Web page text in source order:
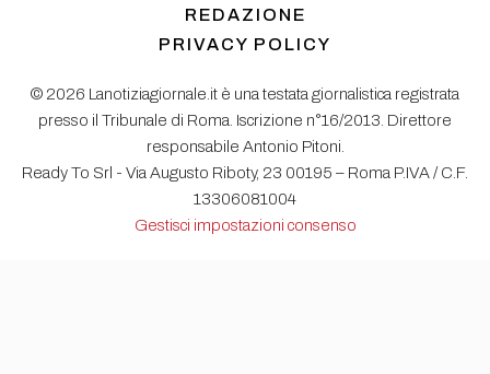
REDAZIONE
PRIVACY POLICY
© 2026 Lanotiziagiornale.it è una testata giornalistica registrata
presso il Tribunale di Roma. Iscrizione n°16/2013. Direttore
responsabile Antonio Pitoni.
Ready To Srl - Via Augusto Riboty, 23 00195 – Roma P.IVA / C.F.
13306081004
Gestisci impostazioni consenso